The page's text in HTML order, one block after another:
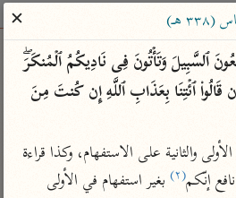
نشر القرآن والعلم الشرعي
القرآني
علوم مصاحف معاجم
Type 2 or
هـ)
✕
﴿أَىِٕنَّكُمۡ لَتَأۡتُونَ ٱلرِّجَالَ وَتَقۡطَعُونَ ٱلسَّبِیلَ وَتَأۡتُونَ فِی نَادِیكُمُ ٱلۡمُنكَرَۖ
إنّكم(٢)